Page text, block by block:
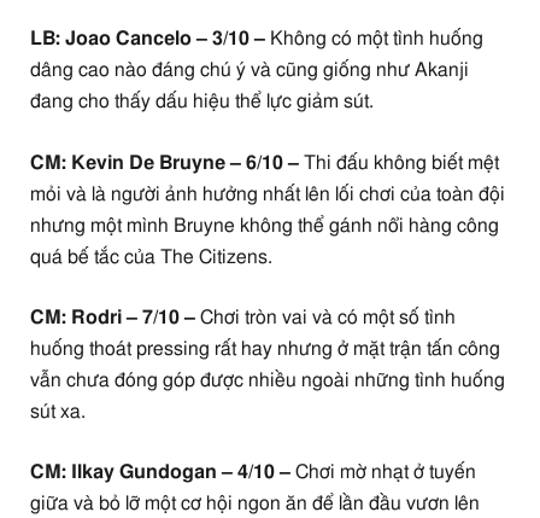
LB: Joao Cancelo – 3/10 – Không có một tình huống
dâng cao nào đáng chú ý và cũng giống như Akanji
đang cho thấy dấu hiệu thể lực giảm sút.
CM: Kevin De Bruyne – 6/10 – Thi đấu không biết mệt
mỏi và là người ảnh hưởng nhất lên lối chơi của toàn đội
nhưng một mình Bruyne không thể gánh nổi hàng công
quá bế tắc của The Citizens.
CM: Rodri – 7/10 – Chơi tròn vai và có một số tình
huống thoát pressing rất hay nhưng ở mặt trận tấn công
vẫn chưa đóng góp được nhiều ngoài những tình huống
sút xa.
CM: Ilkay Gundogan – 4/10 – Chơi mờ nhạt ở tuyến
giữa và bỏ lỡ một cơ hội ngon ăn để lần đầu vươn lên